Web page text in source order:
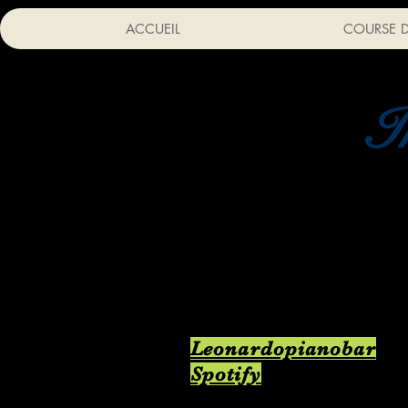
ACCUEIL COURSE
Leonardopianobar
Spotify